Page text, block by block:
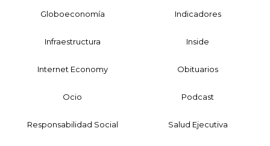
Globoeconomía Indicadores
Infraestructura Inside
Internet Economy Obituarios
Ocio Podcast
Responsabilidad Social Salud Ejecutiva